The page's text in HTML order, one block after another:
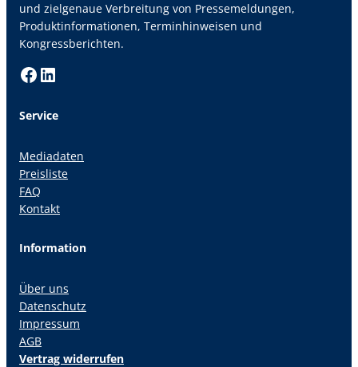
und zielgenaue Verbreitung von Pressemeldungen,
Produktinformationen, Terminhinweisen und
Kongressberichten.
Facebook LinkedIn
Service
Mediadaten
Preisliste
FAQ
Kontakt
Information
Über uns
Datenschutz
Impressum
AGB
Vertrag widerrufen